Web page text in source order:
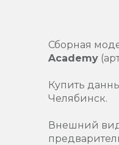
Сборная
Academy
Купить
Челябинск.
Внешний вид